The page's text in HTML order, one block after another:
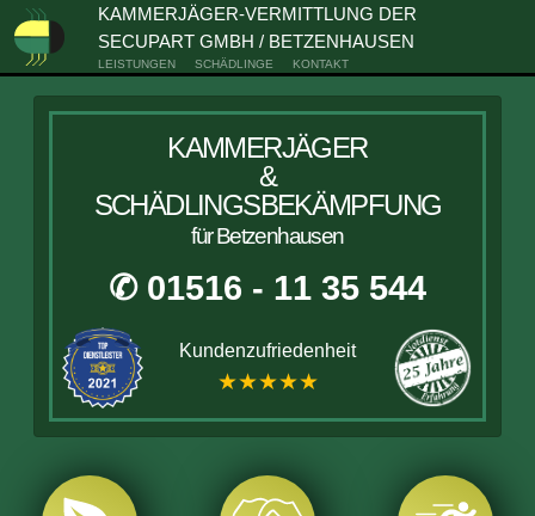
KAMMERJÄGER-VERMITTLUNG DER
SECUPART GMBH / BETZENHAUSEN
LEISTUNGEN SCHÄDLINGE KONTAKT
KAMMERJÄGER
&
SCHÄDLINGSBEKÄMPFUNG
für Betzenhausen
✆ 01516 - 11 35 544
Kundenzufriedenheit
★★★★★